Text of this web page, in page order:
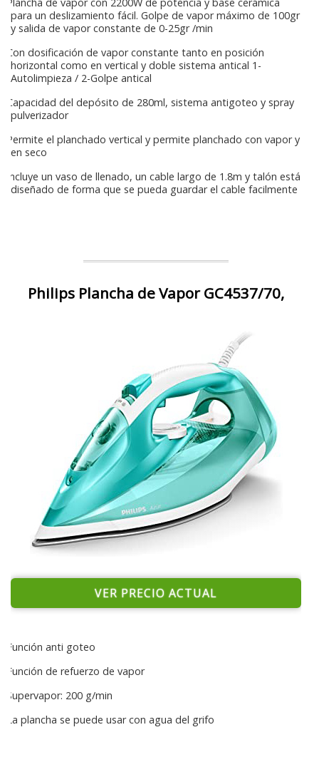
para un deslizamiento fácil. Golpe de vapor máximo de 100gr
y salida de vapor constante de 0-25gr /min
Con dosificación de vapor constante tanto en posición
horizontal como en vertical y doble sistema antical 1-
Autolimpieza / 2-Golpe antical
Capacidad del depósito de 280ml, sistema antigoteo y spray
pulverizador
Permite el planchado vertical y permite planchado con vapor y
en seco
Incluye un vaso de llenado, un cable largo de 1.8m y talón está
diseñado de forma que se pueda guardar el cable facilmente
Philips Plancha de Vapor GC4537/70,
VER PRECIO ACTUAL
Función anti goteo
Función de refuerzo de vapor
Supervapor: 200 g/min
La plancha se puede usar con agua del grifo